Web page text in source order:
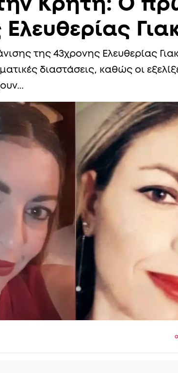
Κρήτη: Ο
της 43χρονης Ελευθερίας
διαστάσεις, καθώς οι